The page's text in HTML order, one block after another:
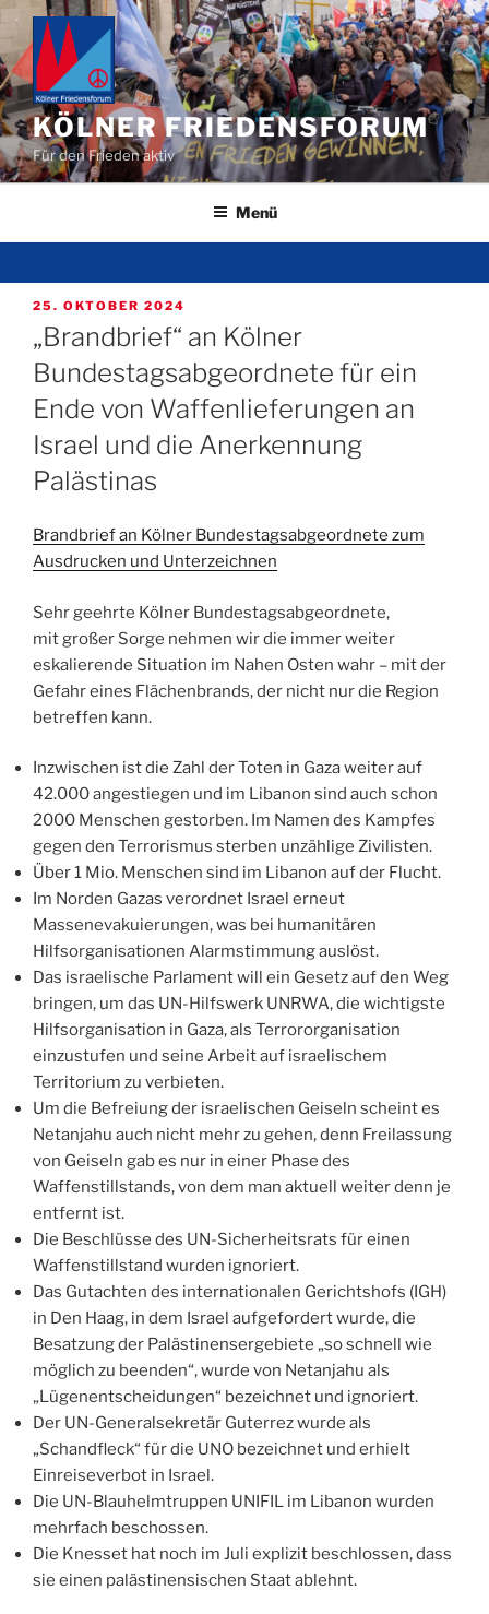
Zum
Inhalt
springen
KÖLNER FRIEDENSFORUM
Für den Frieden aktiv
Menü
VERÖFFENTLICHT
AM
25. OKTOBER 2024
„Brandbrief“ an Kölner
Bundestagsabgeordnete für ein
Ende von Waffenlieferungen an
Israel und die Anerkennung
Palästinas
Brandbrief an Kölner Bundestagsabgeordnete zum
Ausdrucken und Unterzeichnen
Sehr geehrte Kölner Bundestagsabgeordnete,
mit großer Sorge nehmen wir die immer weiter
eskalierende Situation im Nahen Osten wahr – mit der
Gefahr eines Flächenbrands, der nicht nur die Region
betreffen kann.
Inzwischen ist die Zahl der Toten in Gaza weiter auf
42.000 angestiegen und im Libanon sind auch schon
2000 Menschen gestorben. Im Namen des Kampfes
gegen den Terrorismus sterben unzählige Zivilisten.
Über 1 Mio. Menschen sind im Libanon auf der Flucht.
Im Norden Gazas verordnet Israel erneut
Massenevakuierungen, was bei humanitären
Hilfsorganisationen Alarmstimmung auslöst.
Das israelische Parlament will ein Gesetz auf den Weg
bringen, um das UN-Hilfswerk UNRWA, die wichtigste
Hilfsorganisation in Gaza, als Terrororganisation
einzustufen und seine Arbeit auf israelischem
Territorium zu verbieten.
Um die Befreiung der israelischen Geiseln scheint es
Netanjahu auch nicht mehr zu gehen, denn Freilassung
von Geiseln gab es nur in einer Phase des
Waffenstillstands, von dem man aktuell weiter denn je
entfernt ist.
Die Beschlüsse des UN-Sicherheitsrats für einen
Waffenstillstand wurden ignoriert.
Das Gutachten des internationalen Gerichtshofs (IGH)
in Den Haag, in dem Israel aufgefordert wurde, die
Besatzung der Palästinensergebiete „so schnell wie
möglich zu beenden“, wurde von Netanjahu als
„Lügenentscheidungen“ bezeichnet und ignoriert.
Der UN-Generalsekretär Guterrez wurde als
„Schandfleck“ für die UNO bezeichnet und erhielt
Einreiseverbot in Israel.
Die UN-Blauhelmtruppen UNIFIL im Libanon wurden
mehrfach beschossen.
Die Knesset hat noch im Juli explizit beschlossen, dass
sie einen palästinensischen Staat ablehnt.